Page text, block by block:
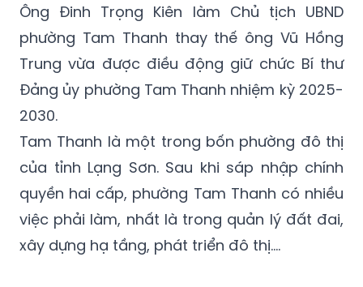
Ông Đinh Trọng Kiên làm Chủ tịch UBND
phường Tam Thanh thay thế ông Vũ Hồng
Trung vừa được điều động giữ chức Bí thư
Đảng ủy phường Tam Thanh nhiệm kỳ 2025-
2030.
Tam Thanh là một trong bốn phường đô thị
của tỉnh Lạng Sơn. Sau khi sáp nhập chính
quyền hai cấp, phường Tam Thanh có nhiều
việc phải làm, nhất là trong quản lý đất đai,
xây dựng hạ tầng, phát triển đô thị….